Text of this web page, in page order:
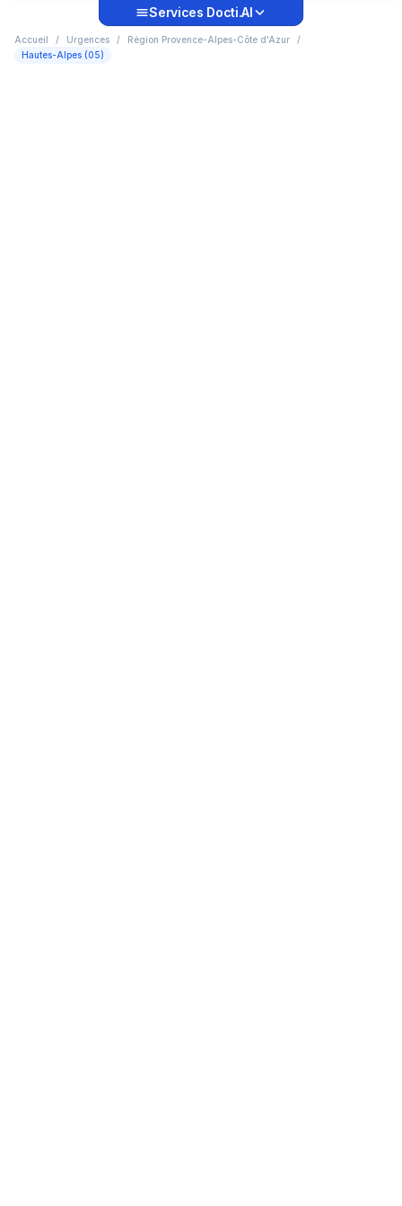
Services Docti.AI
Accueil / Urgences / Région Provence-Alpes-Côte d'Azur
/
Hautes-Alpes (05)